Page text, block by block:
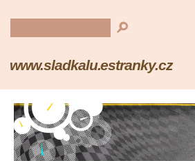
www.sladkalu.estranky.cz